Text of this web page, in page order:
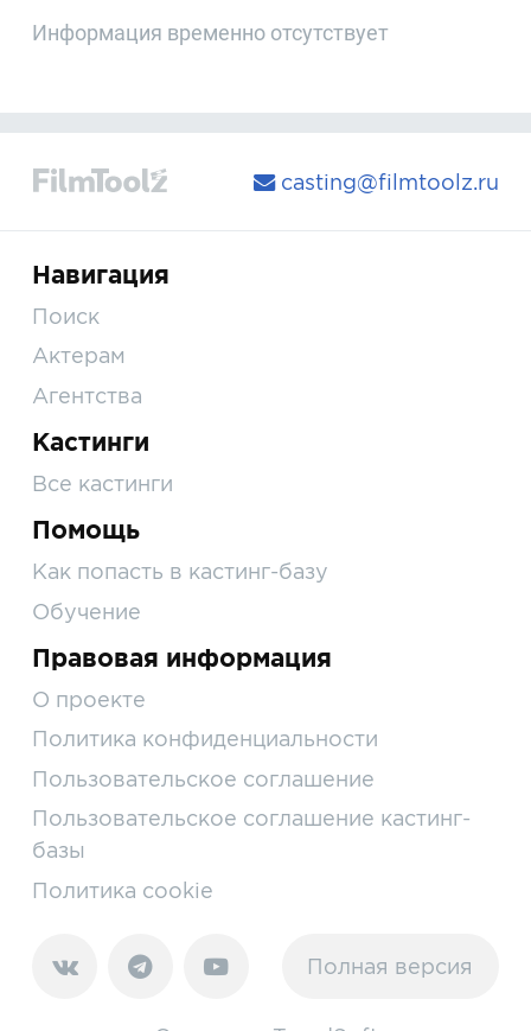
Информация временно отсутствует
casting@filmtoolz.ru
Навигация
Поиск
Актерам
Агентства
Кастинги
Все кастинги
Помощь
Как попасть в кастинг-базу
Обучение
Правовая информация
О проекте
Политика конфиденциальности
Пользовательское соглашение
Пользовательское соглашение кастинг-
базы
Политика cookie
Полная версия